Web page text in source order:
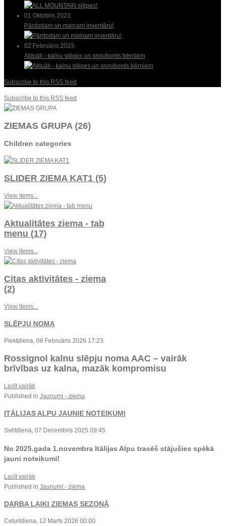
01 Oktobris 2021
Pārdodam un mainam inventāru!
02 Februāris 2023
Aktuāli - kalnu slēpes un snovbords bērniem
Subscribe to this RSS feed
Subscribe to this RSS feed
ZIEMAS GRUPA (26)
Children categories
SLIDER ZIEMA KAT1 (5)
View items...
Aktualitātes ziema - tab
menu (17)
View items...
Citas aktivitātes - ziema
(2)
View items...
SLĒPJU NOMA
Piektdiena, 06 Februāris 2026 17:23
Rossignol kalnu slēpju noma AAC – vairāk
brīvības uz kalna, mazāk kompromisu
Lasīt vairāk
Published in Jaunumi - ziema
ITĀLIJAS ALPU JAUNIE NOTEIKUMI
Svētdiena, 07 Decembris 2025 09:45
No 2025.gada 1.novembra Itālijas Alpu trasēš stājušies spēkā
jauni noteikumi!
Lasīt vairāk
Published in Jaunumi - ziema
DARBA LAIKI ZIEMAS SEZONĀ
Ceturtdiena, 12 Marts 2026 00:00